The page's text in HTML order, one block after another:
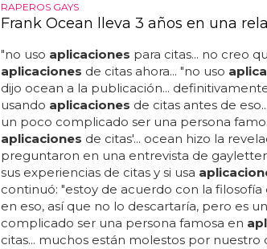
RAPEROS GAYS
Frank Ocean lleva 3 años en una
"no uso aplicaciones para citas... no creo
aplicaciones de citas ahora... "no uso
dijo ocean a la publicación...
usando aplicaciones de citas antes de
un poco complicado ser una persona
aplicaciones de citas'... ocean hizo la
preguntaron en una entrevista de
sus experiencias de citas y si usa
continuó: "estoy de acuerdo con la
en eso, así que no lo descartaría, pero es
complicado ser una persona famosa en
citas... muchos están molestos por nuestro